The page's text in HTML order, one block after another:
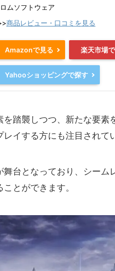
ムソフトウェア
商品レビュー・口コミを見る
Amazonで見る 楽天市場
Yahooショッピングで探す
踏襲しつつ、新たな要素
イする方にも注目されて
台となっており、シーム
とができます。